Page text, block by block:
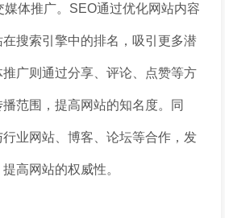
体推广。SEO通过优化网站内容
搜索引擎中的排名，吸引更多潜
广则通过分享、评论、点赞等方
范围，提高网站的知名度。同
业网站、博客、论坛等合作，发
高网站的权威性。